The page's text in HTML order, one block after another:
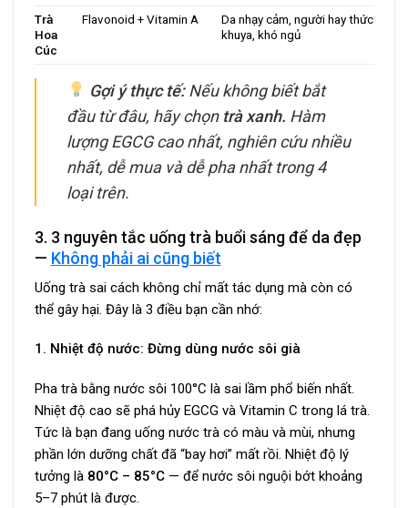
Trà
Hoa
Cúc
Flavonoid + Vitamin A
Da nhạy cảm, người hay thức
khuya, khó ngủ
Gợi ý thực tế:Nếu không biết bắt
đầu từ đâu, hãy chọn trà xanh. Hàm
lượng EGCG cao nhất, nghiên cứu nhiều
nhất, dễ mua và dễ pha nhất trong 4
loại trên.
3. 3 nguyên tắc uống trà buổi sáng để da đẹp
— Không phải ai cũng biết
Uống trà sai cách không chỉ mất tác dụng mà còn có
thể gây hại. Đây là 3 điều bạn cần nhớ:
1. Nhiệt độ nước: Đừng dùng nước sôi già
Pha trà bằng nước sôi 100°C là sai lầm phổ biến nhất.
Nhiệt độ cao sẽ phá hủy EGCG và Vitamin C trong lá trà.
Tức là bạn đang uống nước trà có màu và mùi, nhưng
phần lớn dưỡng chất đã “bay hơi” mất rồi. Nhiệt độ lý
tưởng là 80°C – 85°C— để nước sôi nguội bớt khoảng
5–7 phút là được.